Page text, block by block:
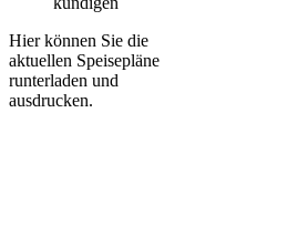
Hier können Sie die
aktuellen Speisepläne
runterladen und
ausdrucken.